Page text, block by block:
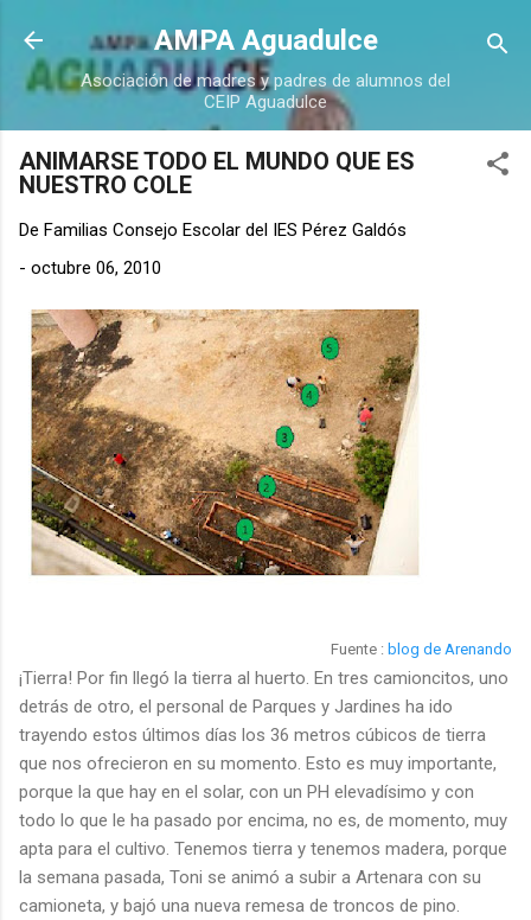
Ir al contenido principal
AMPA Aguadulce
Asociación de madres y padres de alumnos del
CEIP Aguadulce
ANIMARSE TODO EL MUNDO QUE ES
NUESTRO COLE
De Familias Consejo Escolar del IES Pérez Galdós
- octubre 06, 2010
Fuente : blog de Arenando
¡Tierra! Por fin llegó la tierra al huerto. En tres camioncitos, uno
detrás de otro, el personal de Parques y Jardines ha ido
trayendo estos últimos días los 36 metros cúbicos de tierra
que nos ofrecieron en su momento. Esto es muy importante,
porque la que hay en el solar, con un PH elevadísimo y con
todo lo que le ha pasado por encima, no es, de momento, muy
apta para el cultivo. Tenemos tierra y tenemos madera, porque
la semana pasada, Toni se animó a subir a Artenara con su
camioneta, y bajó una nueva remesa de troncos de pino.